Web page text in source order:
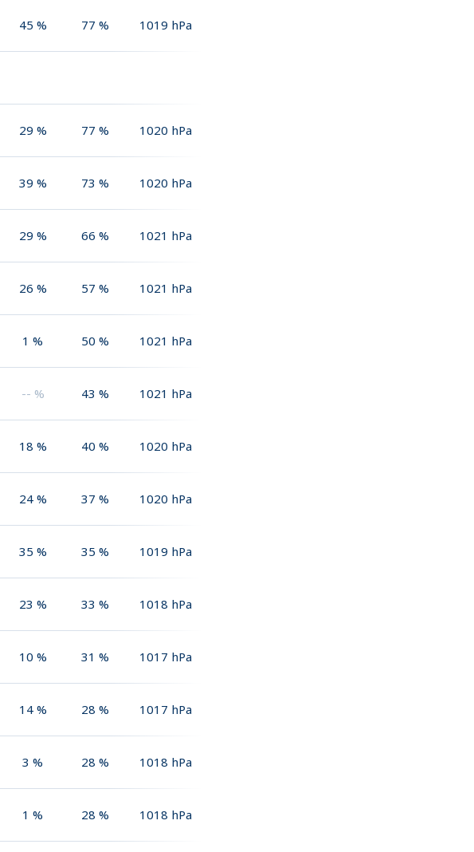
45 % 77 % 1019 hPa
29 % 77 % 1020 hPa
39 % 73 % 1020 hPa
29 % 66 % 1021 hPa
26 % 57 % 1021 hPa
1 % 50 % 1021 hPa
-- % 43 % 1021 hPa
18 % 40 % 1020 hPa
24 % 37 % 1020 hPa
35 % 35 % 1019 hPa
23 % 33 % 1018 hPa
10 % 31 % 1017 hPa
14 % 28 % 1017 hPa
3 % 28 % 1018 hPa
1 % 28 % 1018 hPa